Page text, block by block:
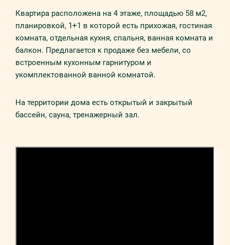
Квартира расположена на 4 этаже, площадью 58 м2,
планировкой, 1+1 в которой есть прихожая, гостиная
комната, отдельная кухня, спальня, ванная комната и
балкон. Предлагается к продаже без мебели, со
встроенным кухонным гарнитуром и
укомплектованной ванной комнатой.
На территории дома есть открытый и закрытый
бассейн, сауна, тренажерный зал.